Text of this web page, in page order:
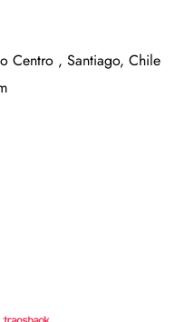
Centro , Santiago, Chile